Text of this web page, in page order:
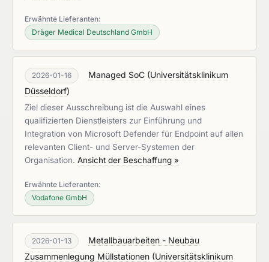
Erwähnte Lieferanten:
Dräger Medical Deutschland GmbH
2026-01-16 Managed SoC (Universitätsklinikum
Düsseldorf)
Ziel dieser Ausschreibung ist die Auswahl eines
qualifizierten Dienstleisters zur Einführung und
Integration von Microsoft Defender für Endpoint auf allen
relevanten Client- und Server-Systemen der
Organisation. Ansicht der Beschaffung »
Erwähnte Lieferanten:
Vodafone GmbH
2026-01-13
Metallbauarbeiten - Neubau
Zusammenlegung Müllstationen (Universitätsklinikum